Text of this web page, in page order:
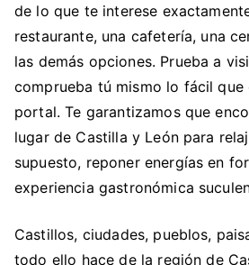
de lo que te interese
restaurante, una cafetería, una
las demás opciones. Prueba a
comprueba tú mismo lo fácil que
portal. Te garantizamos que
lugar de Castilla y León para
supuesto, reponer energías en
experiencia gastronómica
Castillos, ciudades, pueblos,
todo ello hace de la región de